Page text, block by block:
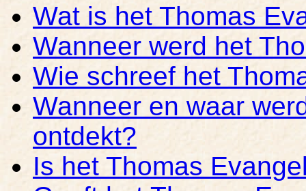
Wat is het Thomas
Wanneer werd het
Wie schreef het
Wanneer en waar
ontdekt?
Is het Thomas